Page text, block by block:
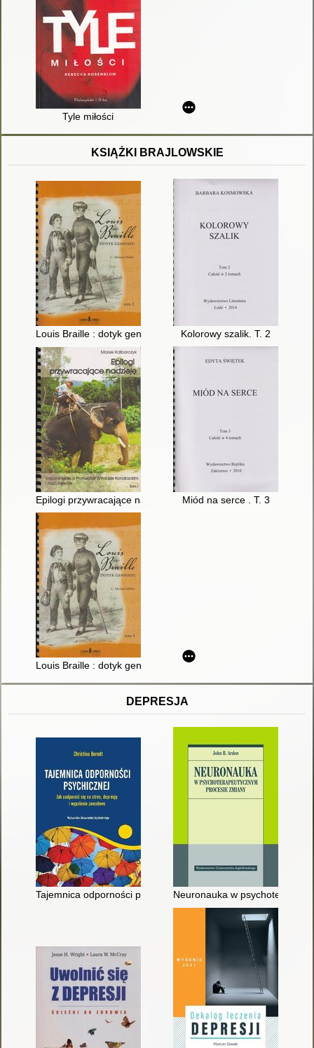
Tyle miłości
KSIĄŻKI BRAJLOWSKIE
Louis Braille : dotyk geniuszu. T. 2Kolorowy szalik. T. 2
Epilogi przywracające nadzieję : wspomnienie o profesorze
Miód na serce . T. 3
Louis Braille : dotyk geniuszu. T. 4
DEPRESJA
Tajemnica odporności psychicznej : jak uodpornić się na
Neuronauka w